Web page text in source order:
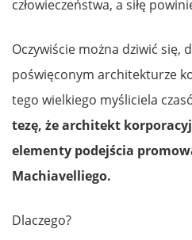
człowieczeństwa, a siłę
Oczywiście można dziwić się,
poświęconym architekturze
tego wielkiego myśliciela
tezę, że architekt
elementy podejścia
Machiavelliego.
Dlaczego?